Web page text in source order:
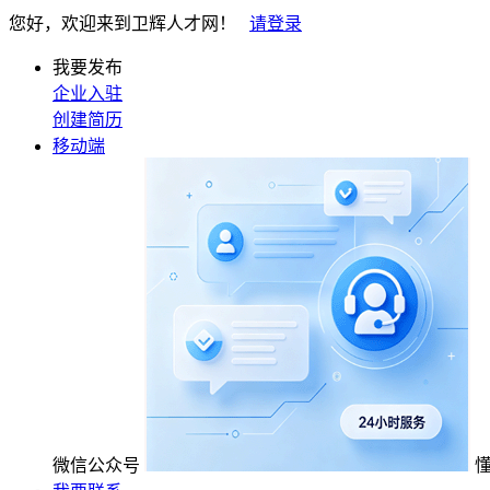
您好，欢迎来到卫辉人才网！ 请登录
我要发布
企业入驻
创建简历
移动端
微信公众号